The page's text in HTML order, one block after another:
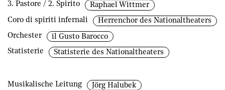
3. Pastore / 2. Spirito
Raphael Wittmer
Coro di spiriti infernali
Herrenchor des Nationaltheaters
Orchester
il Gusto Barocco
Statisterie
Statisterie des Nationaltheaters
Musikalische Leitung
Jörg Halubek